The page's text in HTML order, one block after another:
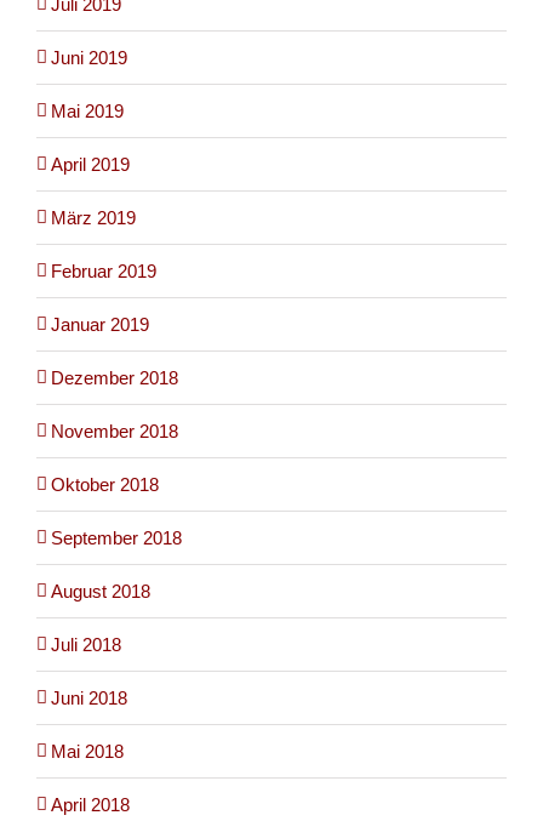
Juni 2019
Mai 2019
April 2019
März 2019
Februar 2019
Januar 2019
Dezember 2018
November 2018
Oktober 2018
September 2018
August 2018
Juli 2018
Juni 2018
Mai 2018
April 2018